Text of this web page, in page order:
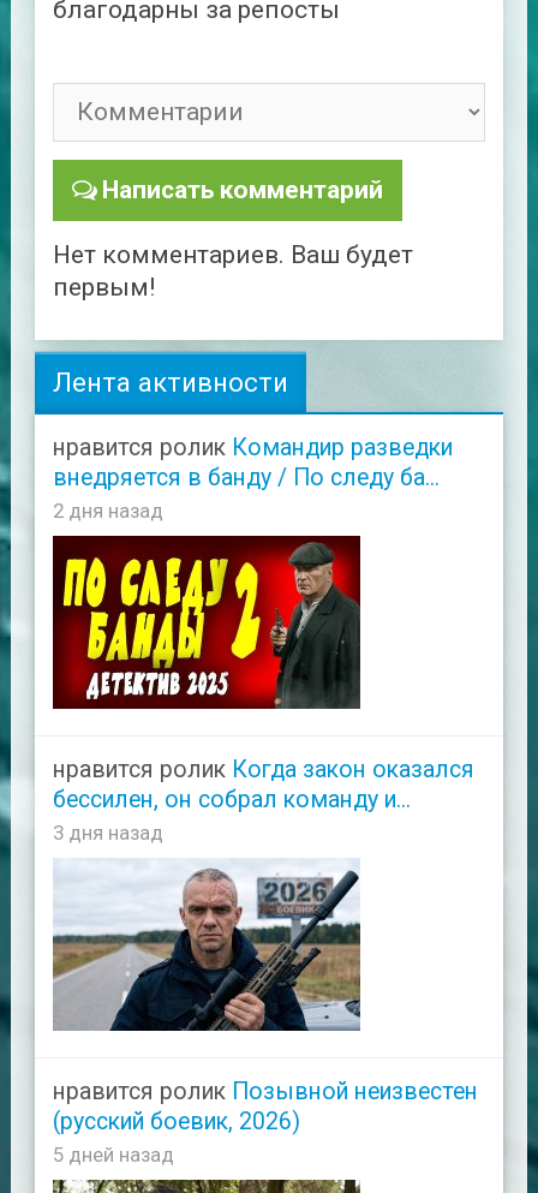
благодарны за репосты
Написать комментарий
Нет комментариев. Ваш будет
первым!
Лента активности
нравится ролик Командир разведки
внедряется в банду / По следу ба...
2 дня назад
нравится ролик Когда закон оказался
бессилен, он собрал команду и...
3 дня назад
нравится ролик Позывной неизвестен
(русский боевик, 2026)
5 дней назад